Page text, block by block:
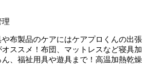
理
布製品のケアにはケアプロくんの出張
ススメ！布団、マットレスなど寝具加
、福祉用具や遊具まで！高温加熱乾燥